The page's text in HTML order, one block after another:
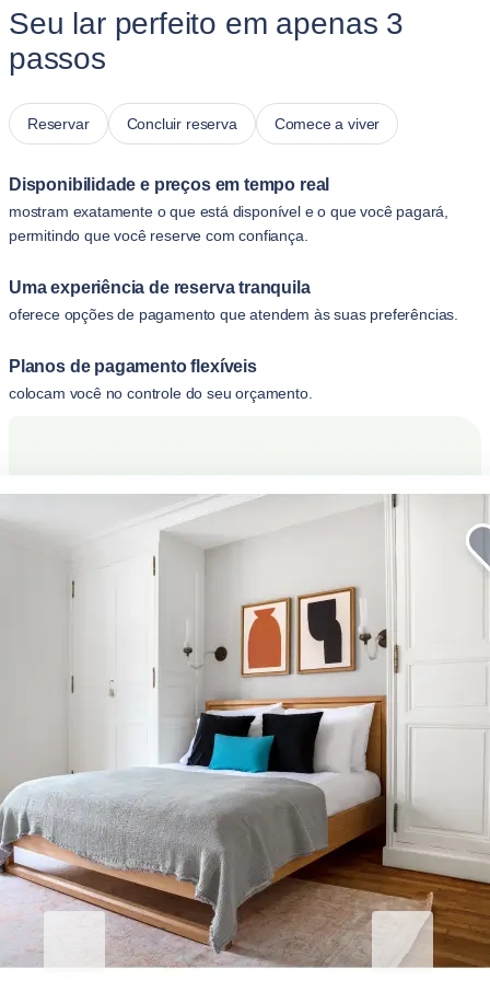
Seu lar perfeito em apenas 3
passos
Reservar Concluir reserva Comece a viver
Disponibilidade e preços em tempo real
mostram exatamente o que está disponível e o que você pagará,
permitindo que você reserve com confiança.
Uma experiência de reserva tranquila
oferece opções de pagamento que atendem às suas preferências.
Planos de pagamento flexíveis
colocam você no controle do seu orçamento.
Eleve sua estadia em Adelfas